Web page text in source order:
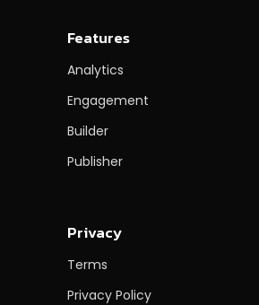
Features
Analytics
Engagement
Builder
Publisher
Privacy
Terms
Privacy Policy